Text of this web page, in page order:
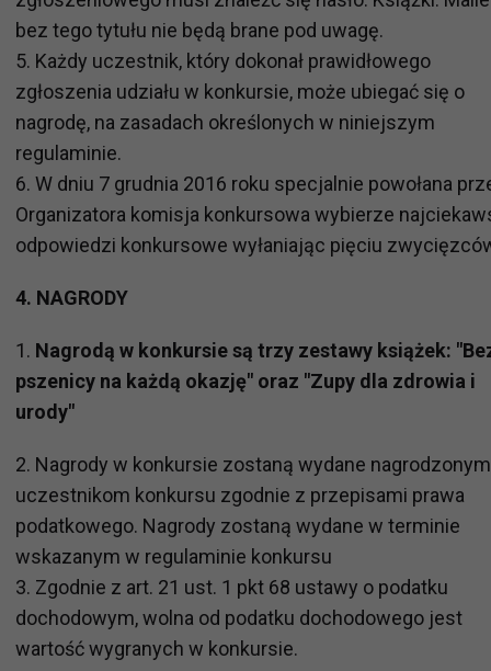
bez tego tytułu nie będą brane pod uwagę.
5. Każdy uczestnik, który dokonał prawidłowego
zgłoszenia udziału w konkursie, może ubiegać się o
nagrodę, na zasadach określonych w niniejszym
regulaminie.
6. W dniu 7 grudnia 2016 roku specjalnie powołana
Organizatora komisja konkursowa wybierze
odpowiedzi konkursowe wyłaniając pięciu
4. NAGRODY
1. Nagrodą w konkursie są trzy zestawy książek:
pszenicy na każdą okazję" oraz "Zupy dla zdrowia i
urody"
2. Nagrody w konkursie zostaną wydane nagrodzonym
uczestnikom konkursu zgodnie z przepisami prawa
podatkowego. Nagrody zostaną wydane w terminie
wskazanym w regulaminie konkursu
3. Zgodnie z art. 21 ust. 1 pkt 68 ustawy o podatku
dochodowym, wolna od podatku dochodowego jest
wartość wygranych w konkursie.